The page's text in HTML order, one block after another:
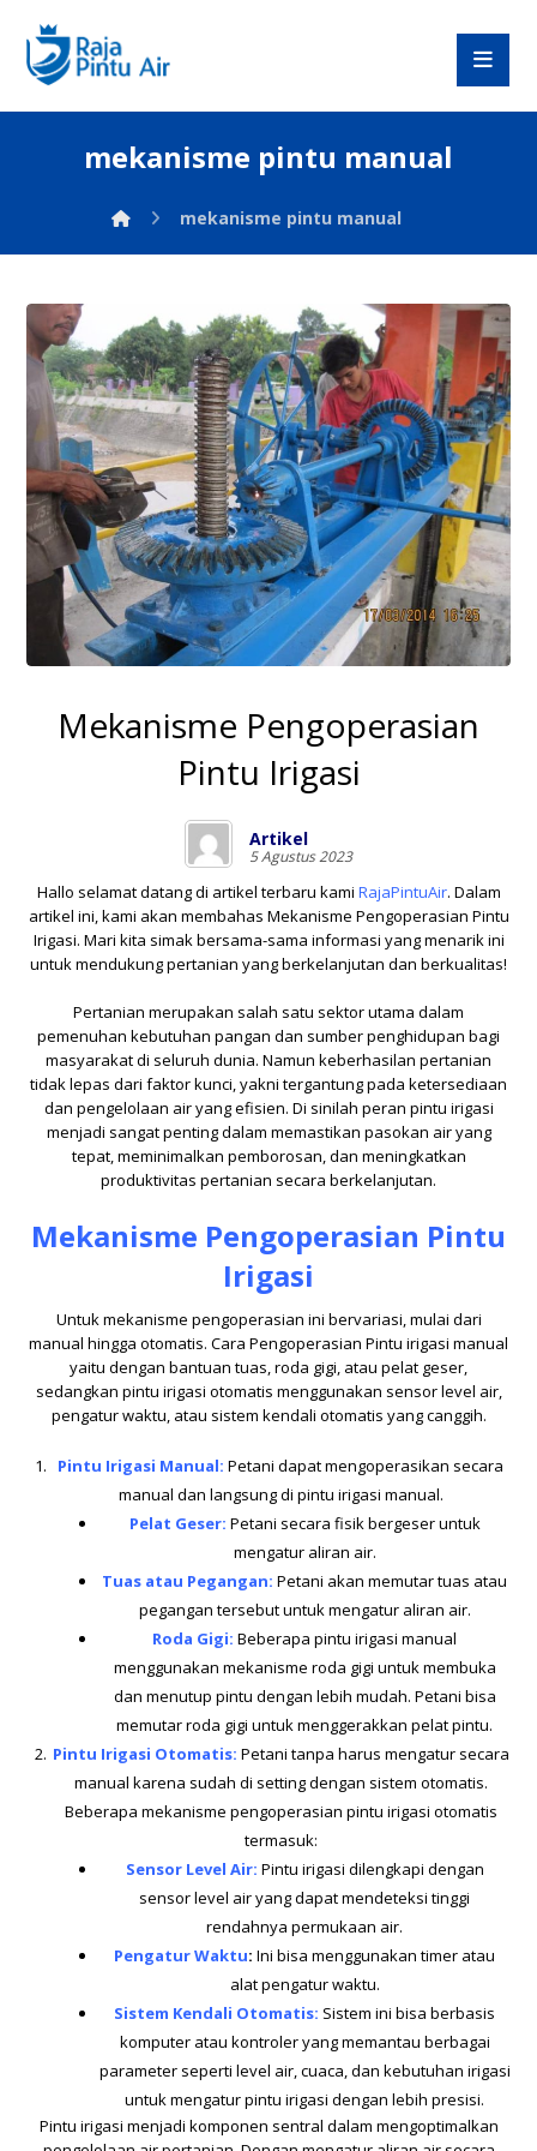
mekanisme pintu manual
mekanisme pintu manual
Mekanisme Pengoperasian
Pintu Irigasi
Artikel
5 Agustus 2023
Hallo selamat datang di artikel terbaru kami RajaPintuAir. Dalam
artikel ini, kami akan membahas Mekanisme Pengoperasian Pintu
Irigasi. Mari kita simak bersama-sama informasi yang menarik ini
untuk mendukung pertanian yang berkelanjutan dan berkualitas!
Pertanian merupakan salah satu sektor utama dalam
pemenuhan kebutuhan pangan dan sumber penghidupan bagi
masyarakat di seluruh dunia. Namun keberhasilan pertanian
tidak lepas dari faktor kunci, yakni tergantung pada ketersediaan
dan pengelolaan air yang efisien. Di sinilah peran pintu irigasi
menjadi sangat penting dalam memastikan pasokan air yang
tepat, meminimalkan pemborosan, dan meningkatkan
produktivitas pertanian secara berkelanjutan.
Mekanisme Pengoperasian Pintu
Irigasi
Untuk mekanisme pengoperasian ini bervariasi, mulai dari
manual hingga otomatis. Cara Pengoperasian Pintu irigasi manual
yaitu dengan bantuan tuas, roda gigi, atau pelat geser,
sedangkan pintu irigasi otomatis menggunakan sensor level air,
pengatur waktu, atau sistem kendali otomatis yang canggih.
Pintu Irigasi Manual: Petani dapat mengoperasikan secara
manual dan langsung di pintu irigasi manual.
Pelat Geser: Petani secara fisik bergeser untuk
mengatur aliran air.
Tuas atau Pegangan: Petani akan memutar tuas atau
pegangan tersebut untuk mengatur aliran air.
Roda Gigi: Beberapa pintu irigasi manual
menggunakan mekanisme roda gigi untuk membuka
dan menutup pintu dengan lebih mudah. Petani bisa
memutar roda gigi untuk menggerakkan pelat pintu.
Pintu Irigasi Otomatis: Petani tanpa harus mengatur secara
manual karena sudah di setting dengan sistem otomatis.
Beberapa mekanisme pengoperasian pintu irigasi otomatis
termasuk:
Sensor Level Air: Pintu irigasi dilengkapi dengan
sensor level air yang dapat mendeteksi tinggi
rendahnya permukaan air.
Pengatur Waktu: Ini bisa menggunakan timer atau
alat pengatur waktu.
Sistem Kendali Otomatis: Sistem ini bisa berbasis
komputer atau kontroler yang memantau berbagai
parameter seperti level air, cuaca, dan kebutuhan irigasi
untuk mengatur pintu irigasi dengan lebih presisi.
Pintu irigasi menjadi komponen sentral dalam mengoptimalkan